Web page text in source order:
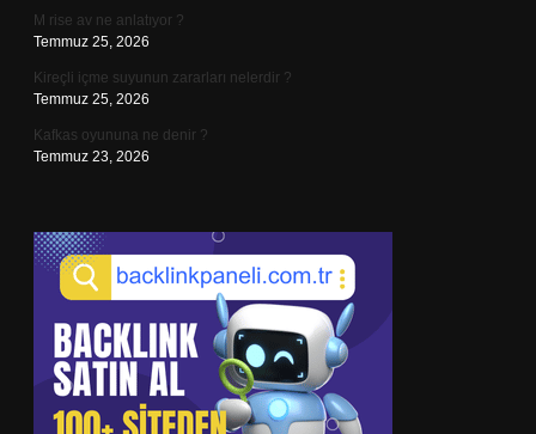
M rise av ne anlatıyor ?
Temmuz 25, 2026
Kireçli içme suyunun zararları nelerdir ?
Temmuz 25, 2026
Kafkas oyununa ne denir ?
Temmuz 23, 2026